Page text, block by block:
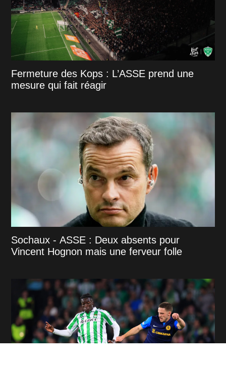
Fermeture des Kops : L’ASSE prend une
mesure qui fait réagir
Sochaux - ASSE : Deux absents pour
Vincent Hognon mais une ferveur folle